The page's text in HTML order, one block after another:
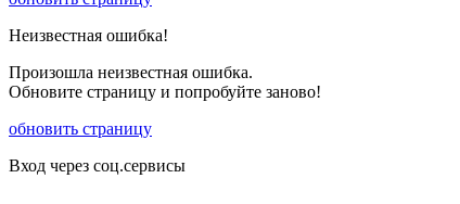
Неизвестная ошибка!
Произошла неизвестная ошибка.
Обновите страницу и попробуйте заново!
обновить страницу
Вход через соц.сервисы